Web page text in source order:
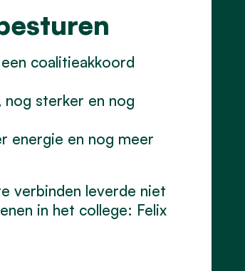
coalitieakkoord
sterker en nog
energie en nog meer
verbinden leverde niet
in het college: Felix